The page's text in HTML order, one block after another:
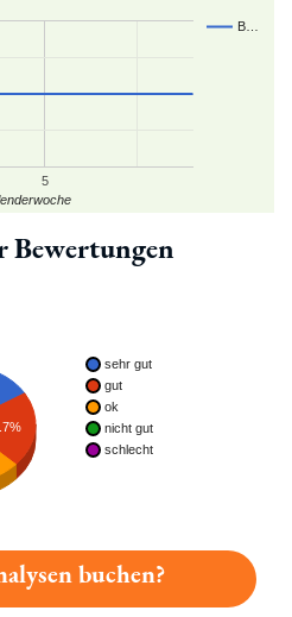
B…
5
Bewertungen
sehr gut
gut
ok
nicht gut
schlecht
buchen?